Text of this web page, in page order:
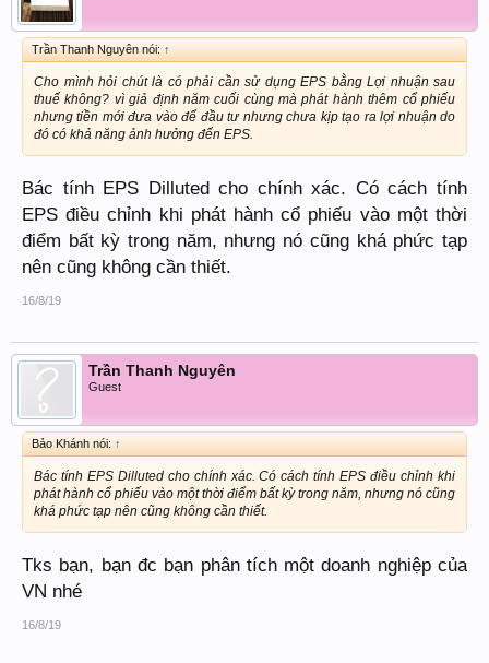
Trần Thanh Nguyên nói: ↑
Cho mình hỏi chút là có phải cần sử dụng EPS bằng Lợi nhuận sau
thuế không? vì giả định năm cuối cùng mà phát hành thêm cổ phiếu
nhưng tiền mới đưa vào để đầu tư nhưng chưa kịp tạo ra lợi nhuận do
đó có khả năng ảnh hưởng đến EPS.
Bác tính EPS Dilluted cho chính xác. Có cách tính
EPS điều chỉnh khi phát hành cổ phiếu vào một thời
điểm bất kỳ trong năm, nhưng nó cũng khá phức tạp
nên cũng không cần thiết.
16/8/19
Trần Thanh Nguyên
Guest
Bảo Khánh nói: ↑
Bác tính EPS Dilluted cho chính xác. Có cách tính EPS điều chỉnh khi
phát hành cổ phiếu vào một thời điểm bất kỳ trong năm, nhưng nó cũng
khá phức tạp nên cũng không cần thiết.
Tks bạn, bạn đc bạn phân tích một doanh nghiệp của
VN nhé
16/8/19